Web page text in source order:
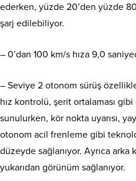
ederken, yüzde 20’den yüzde
şarj edilebiliyor.
– 0’dan 100 km/s hıza 9,0
– Seviye 2 otonom sürüş
hız kontrolü, şerit ortalaması
sunulurken, kör nokta uyarısı,
otonom acil frenleme gibi
düzeyde sağlanıyor. Ayrıca
yukarıdan görünüm sağlanıyor.